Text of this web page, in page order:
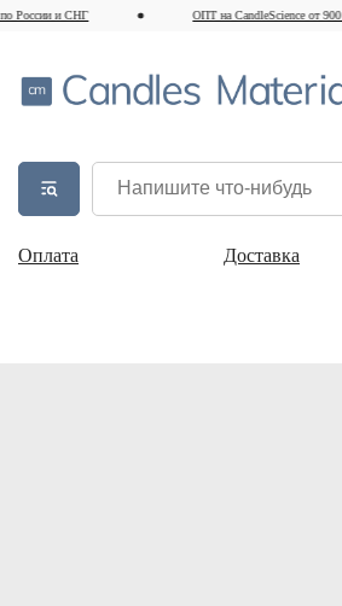
России и СНГ ОПТ на CandleScience от 900 гр
Оплата Доставка